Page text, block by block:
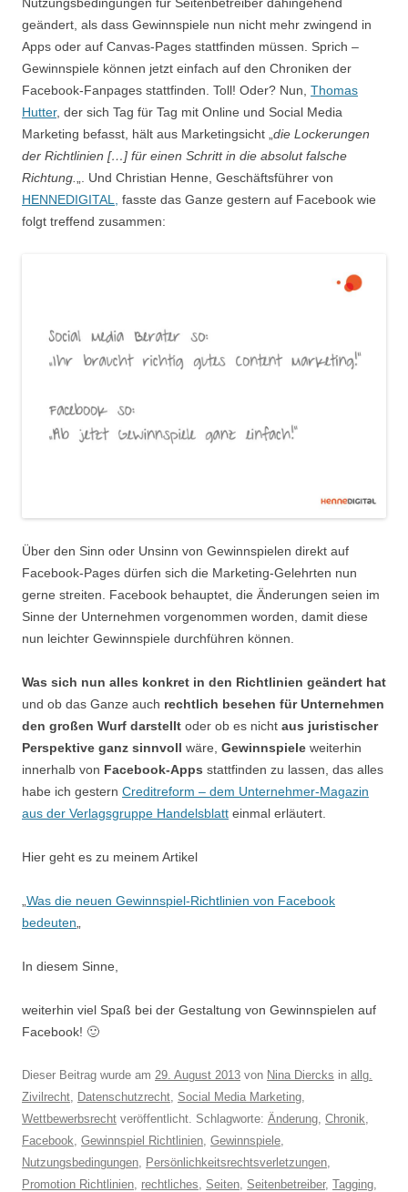
geändert, als dass Gewinnspiele nun nicht mehr zwingend in
Apps oder auf Canvas-Pages stattfinden müssen. Sprich –
Gewinnspiele können jetzt einfach auf den Chroniken der
Facebook-Fanpages stattfinden. Toll! Oder? Nun, Thomas
Hutter, der sich Tag für Tag mit Online und Social Media
Marketing befasst, hält aus Marketingsicht „ die Lockerungen
der Richtlinien […] für einen Schritt in die absolut falsche
Richtung.
„. Und Christian Henne, Geschäftsführer von
HENNEDIGITAL,
fasste das Ganze gestern auf Facebook wie
folgt treffend zusammen:
Über den Sinn oder Unsinn von Gewinnspielen direkt auf
Facebook-Pages dürfen sich die Marketing-Gelehrten nun
gerne streiten. Facebook behauptet, die Änderungen seien im
Sinne der Unternehmen vorgenommen worden, damit diese
nun leichter Gewinnspiele durchführen können.
Was sich nun alles konkret in den Richtlinien geändert hat
und ob das Ganze auch rechtlich besehen für Unternehmen
den großen Wurf darstellt oder ob es nicht aus juristischer
Perspektive ganz sinnvoll wäre, Gewinnspiele weiterhin
innerhalb von Facebook-Apps stattfinden zu lassen, das alles
habe ich gestern Creditreform – dem Unternehmer-Magazin
aus der Verlagsgruppe Handelsblatt einmal erläutert.
Hier geht es zu meinem Artikel
Was die neuen Gewinnspiel-Richtlinien von Facebook
bedeuten
In diesem Sinne,
weiterhin viel Spaß bei der Gestaltung von Gewinnspielen auf
Facebook! 🙂
Dieser Beitrag wurde am 29. August 2013 von Nina Diercks in allg.
Zivilrecht
Datenschutzrecht Social Media Marketing
Wettbewerbsrecht veröffentlicht. Schlagworte: Änderung Chronik
Facebook Gewinnspiel Richtlinien Gewinnspiele
Nutzungsbedingungen
Persönlichkeitsrechtsverletzungen
Promotion Richtlinien rechtliches Seiten Seitenbetreiber, Tagging